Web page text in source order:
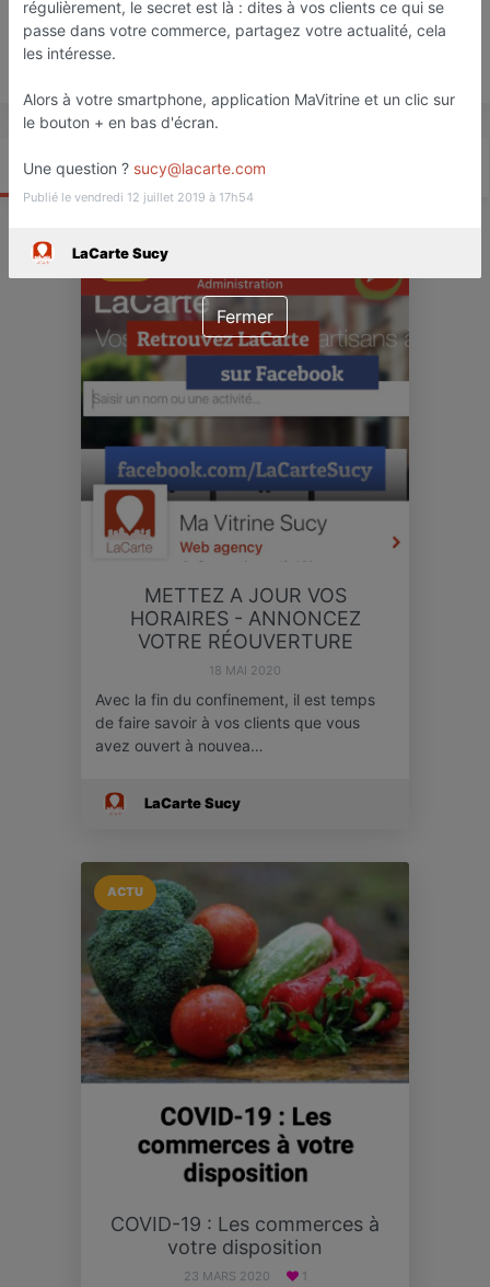
Actualité Catalogue
ACTU
METTEZ A JOUR VOS
HORAIRES - ANNONCEZ
VOTRE RÉOUVERTURE
18 MAI 2020
Avec la fin du confinement, il est temps
de faire savoir à vos clients que vous
avez ouvert à nouvea…
LaCarte Sucy
ACTU
COVID-19 : Les commerces à
votre disposition
23 MARS 2020 1
régulièrement, le secret est là : dites à vos clients ce qui se
passe dans votre commerce, partagez votre actualité, cela
les intéresse.
Alors à votre smartphone, application MaVitrine et un clic sur
le bouton + en bas d'écran.
Une question ? sucy@lacarte.com
Publié le vendredi 12 juillet 2019 à 17h54
LaCarte Sucy
Fermer